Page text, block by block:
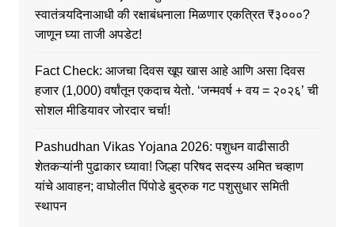
स्वातंत्र्यदिनाआधी की रक्षाबंधनाला मिळणार एकत्रित ₹३०००?
जाणून घ्या ताजी अपडेट!
Fact Check: आजचा दिवस खूप खास आहे आणि असा दिवस
हजार (1,000) वर्षांतून एकदाच येतो. ‘जन्मवर्ष + वय = २०२६’ ची
सोशल मीडियावर जोरदार चर्चा!
Pashudhan Vikas Yojana 2026: पशुधन वाढीसाठी
शेतकऱ्यांनी पुढाकार घ्यावा! जिल्हा परिषद सदस्य अमित चव्हाण
यांचे आवाहन; वाघोलीत पिंपोडे बुद्रुक गट पशुसुधार समिती
स्थापन